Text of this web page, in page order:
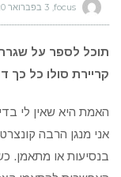
3 בפברואר 2020
תוכל לספר על
קריירת סולו כל כך
האמת היא שאין לי
אני מנגן הרבה
בנסיעות או מתאמן.